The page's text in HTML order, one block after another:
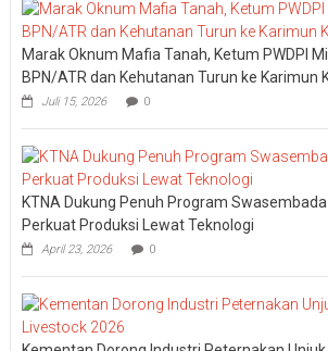
Marak Oknum Mafia Tanah, Ketum PWDPI
BPN/ATR dan Kehutanan Turun ke Karimun
Juli 15, 2026 0
KTNA Dukung Penuh Program
Perkuat Produksi Lewat Teknologi
April 23, 2026 0